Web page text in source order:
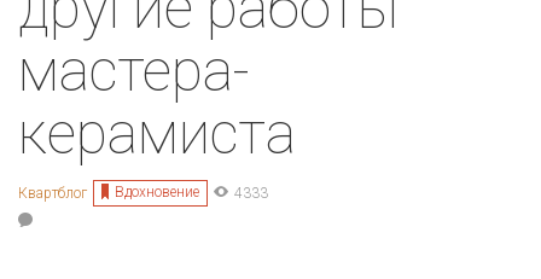
мастера-
керамиста
Квартблог Вдохновение 4333